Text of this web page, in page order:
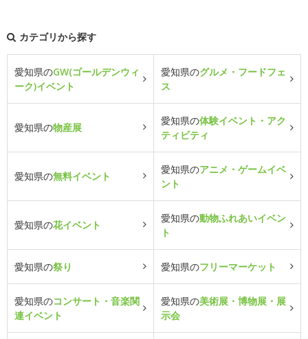
カテゴリから探す
愛知県のGW(ゴールデンウィ
ーク)イベント
愛知県のグルメ・フードフェ
ス
愛知県の物産展
愛知県の体験イベント・アク
ティビティ
愛知県の無料イベント
愛知県のアニメ・ゲームイベ
ント
愛知県の花イベント
愛知県の動物ふれあいイベン
ト
愛知県の祭り 愛知県のフリーマーケット
愛知県のコンサート・音楽関
連イベント
愛知県の美術展・博物展・展
示会